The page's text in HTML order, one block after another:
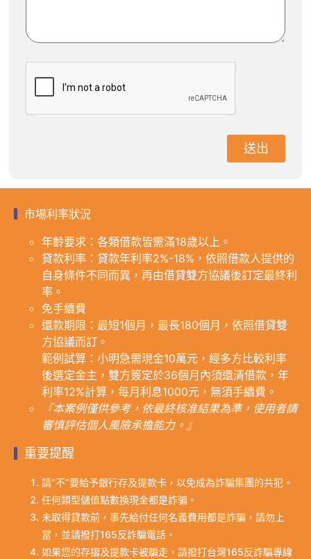
送出
市場利率狀況
年齡要求：各類借款皆需滿18歲以上。
貸款利率：貸款年利率2%-18%，依照借款人提供的
自身條件不同而異，再由借貸雙方協議後訂定最終利
率。
免手續費
還款期限：最短1個月，最長180個月，依照借貸雙
方協議而訂。
範例試算：小明急需現金10萬元，經多方比較利率
後選定金主，雙方簽定於36個月內須還清借款，年
利率12%計算，每月利息1000元，無須手續費。
『本案例僅供參考，依最終核准結果為準，使用者請
審慎評估個人風險承擔能力。』
重要提醒
請“不”要給予銀行存及提款卡，以免成為詐騙集團的共犯。
任何類型儲值點數換現金都是詐骗。
未取得貸款前，事先給付任何名義費用都是詐騙，請勿上
當，並請撥打165反詐騙電話。
如果您的存摺及提款卡被騙走，請撥打台灣165反詐騙專線